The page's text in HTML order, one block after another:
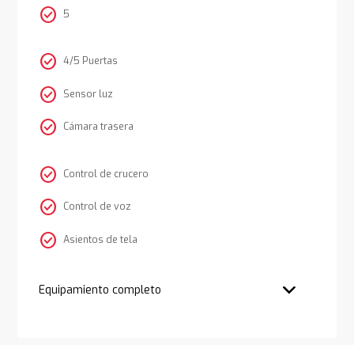
check_circle 5
check_circle 4/5 Puertas
check_circle Sensor luz
check_circle Cámara trasera
check_circle Control de crucero
check_circle Control de voz
check_circle Asientos de tela
Equipamiento completo